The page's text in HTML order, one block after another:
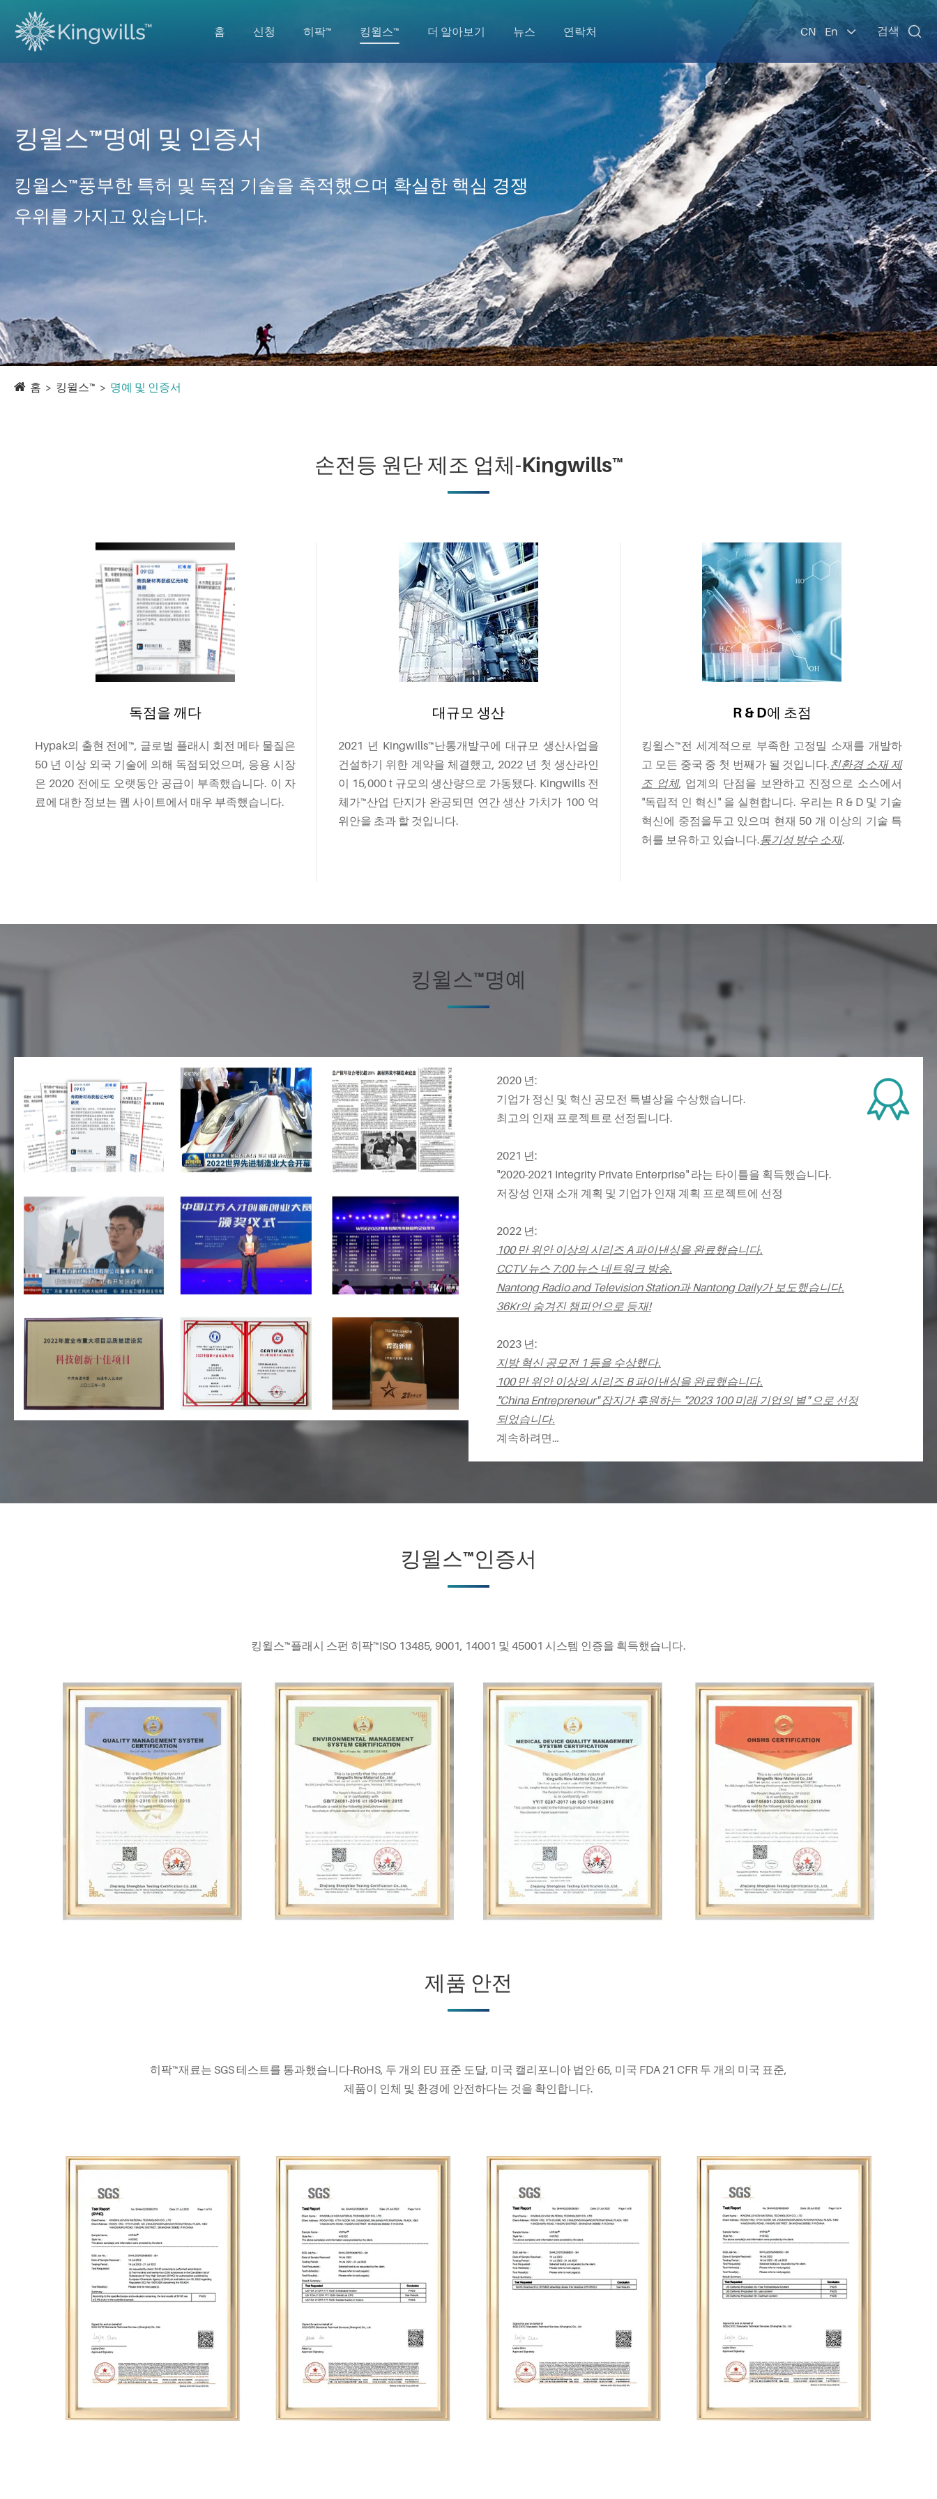
홈 신청 히팍™ 킹윌스™ 더 알아보기 뉴스 연락처 CN En 검색 
킹윌스™명예 및 인증서
킹윌스™풍부한 특허 및 독점 기술을 축적했으며 확실한 핵심 경쟁
우위를 가지고 있습니다.
홈 킹윌스™ 명예 및 인증서
손전등 원단 제조 업체-Kingwills™
독점을 깨다
Hypak의 출현 전에™, 글로벌 플래시 회전 메타 물질은
50 년 이상 외국 기술에 의해 독점되었으며, 응용 시장
은 2020 전에도 오랫동안 공급이 부족했습니다. 이 자
료에 대한 정보는 웹 사이트에서 매우 부족했습니다.
대규모 생산
2021 년 Kingwills™난통개발구에 대규모 생산사업을
건설하기 위한 계약을 체결했고, 2022 년 첫 생산라인
이 15,000 t 규모의 생산량으로 가동됐다. Kingwills 전
체가™산업 단지가 완공되면 연간 생산 가치가 100 억
위안을 초과 할 것입니다.
R & D에 초점
킹윌스™전 세계적으로 부족한 고정밀 소재를 개발하
고 모든 중국 중 첫 번째가 될 것입니다.친환경 소재 제
조 업체, 업계의 단점을 보완하고 진정으로 소스에서
"독립적 인 혁신" 을 실현합니다. 우리는 R & D 및 기술
혁신에 중점을두고 있으며 현재 50 개 이상의 기술 특
허를 보유하고 있습니다.통기성 방수 소재.
킹윌스™명예
2020 년:
기업가 정신 및 혁신 공모전 특별상을 수상했습니다.
최고의 인재 프로젝트로 선정됩니다.
2021 년:
"2020-2021 Integrity Private Enterprise" 라는 타이틀을 획득했습니다.
저장성 인재 소개 계획 및 기업가 인재 계획 프로젝트에 선정
2022 년:
100 만 위안 이상의 시리즈 A 파이낸싱을 완료했습니다.
CCTV 뉴스 7:00 뉴스 네트워크 방송.
Nantong Radio and Television Station과 Nantong Daily가 보도했습니다.
36Kr의 숨겨진 챔피언으로 등재!
2023 년:
지방 혁신 공모전 1 등을 수상했다.
100 만 위안 이상의 시리즈 B 파이낸싱을 완료했습니다.
"China Entrepreneur" 잡지가 후원하는 "2023 100 미래 기업의 별" 으로 선정
되었습니다.
계속하려면…

킹윌스™인증서
킹윌스™플래시 스펀 히팍™ISO 13485, 9001, 14001 및 45001 시스템 인증을 획득했습니다.
제품 안전
히팍™재료는 SGS 테스트를 통과했습니다-RoHS, 두 개의 EU 표준 도달, 미국 캘리포니아 법안 65, 미국 FDA 21 CFR 두 개의 미국 표준,
제품이 인체 및 환경에 안전하다는 것을 확인합니다.